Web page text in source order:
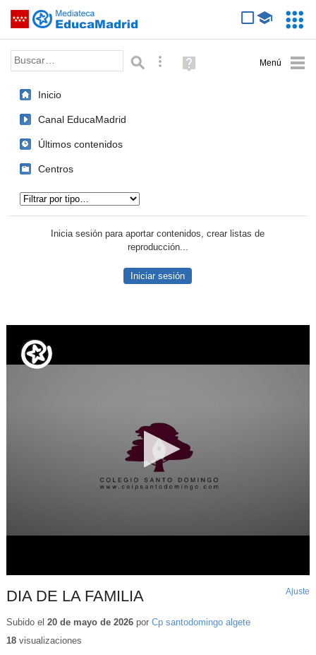
Saltar navegación
Palabra o frase: Búsqueda avanzada
Ayuda
(en
Inicio
Canal EducaMadrid
Últimos contenidos
Centros
Inicia sesión para aportar contenidos, crear listas de
reproducción...
Iniciar sesión
DIA DE LA FAMILIA Ajuste
Subido el 20 de mayo de 2026por Cp santodomingo algete
18visualizaciones